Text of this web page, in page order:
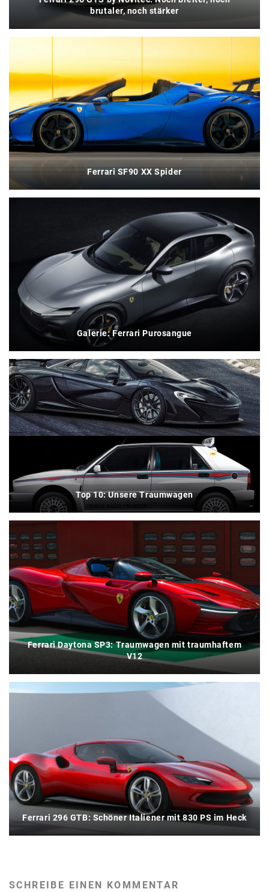
brutaler, noch stärker
Ferrari SF90 XX Spider
Galerie: Ferrari Purosangue
Top 10: Unsere Traumwagen
Ferrari Daytona SP3: Traumwagen mit traumhaftem
V12
Ferrari 296 GTB: Schöner Italiener mit 830 PS im Heck
SCHREIBE EINEN KOMMENTAR